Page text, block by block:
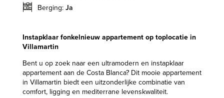
Berging: Ja
Instapklaar fonkelnieuw appartement op toplocatie in
Villamartin
Bent u op zoek naar een ultramodern en instapklaar
appartement aan de Costa Blanca? Dit mooie appartement
in Villamartin biedt een uitzonderlijke combinatie van
comfort, ligging en mediterrane levenskwaliteit.